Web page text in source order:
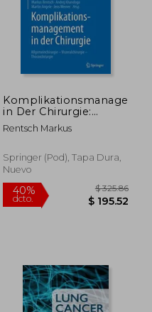
$ 314.29
$ 172.86
45%
Komplikationsmanagement
in Der Chirurgie:
Allgemeinchirurgie -
Viszeralchirurgie -
Rentsch Markus
Springer (Pod), Tapa Dura,
Nuevo